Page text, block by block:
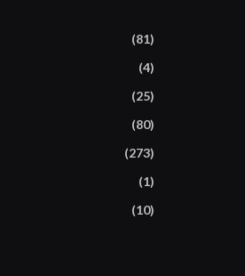
(81)
(4)
(25)
(80)
(273)
(1)
(10)